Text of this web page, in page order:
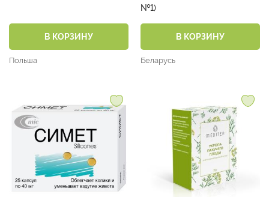
В КОРЗИНУ
Польша
№1)
В КОРЗИНУ
Беларусь